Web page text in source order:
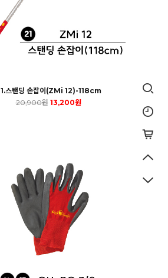
스탠딩 손잡이(ZMi 12)-118cm
20,900원 13,200원